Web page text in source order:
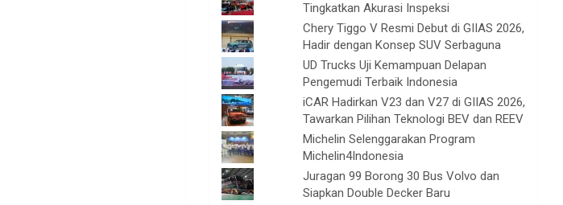
Tingkatkan Akurasi Inspeksi
Chery Tiggo V Resmi Debut di GIIAS 2026,
Hadir dengan Konsep SUV Serbaguna
UD Trucks Uji Kemampuan Delapan
Pengemudi Terbaik Indonesia
iCAR Hadirkan V23 dan V27 di GIIAS 2026,
Tawarkan Pilihan Teknologi BEV dan REEV
Michelin Selenggarakan Program
Michelin4Indonesia
Juragan 99 Borong 30 Bus Volvo dan
Siapkan Double Decker Baru